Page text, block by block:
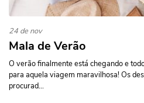
24 de nov
Mala de Verão
O verão finalmente está chegando e
para aquela viagem maravilhosa! Os
procurad...